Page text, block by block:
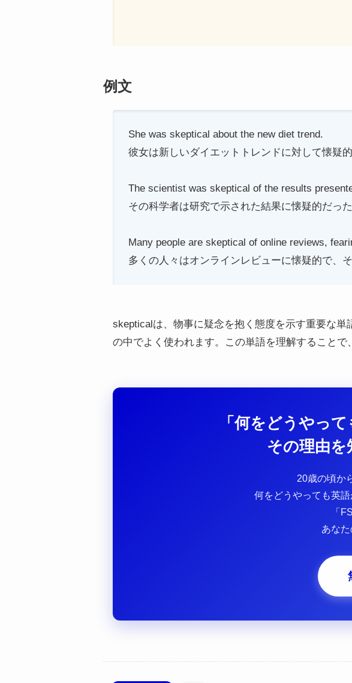
例文
She was skeptical about the new diet trend.
彼女は新しいダイエットトレンドに対して懐疑的
The scientist was skeptical of the results
その科学者は研究で示された結果に懐疑的だった
Many people are skeptical of online reviews,
多くの人々はオンラインレビューに懐疑的で、
skepticalは、物事に疑念を抱く態度を示す重要な
の中でよく使われます。この単語を理解することで
「何をどうやっ
その理由を
20歳の頃か
何をどうやっても英
「
あな